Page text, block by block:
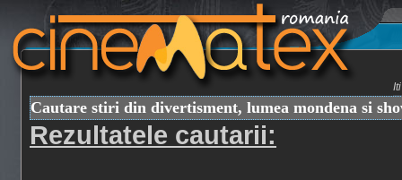
Cautare stiri din divertisment, lumea mondena si
Rezultatele cautarii: